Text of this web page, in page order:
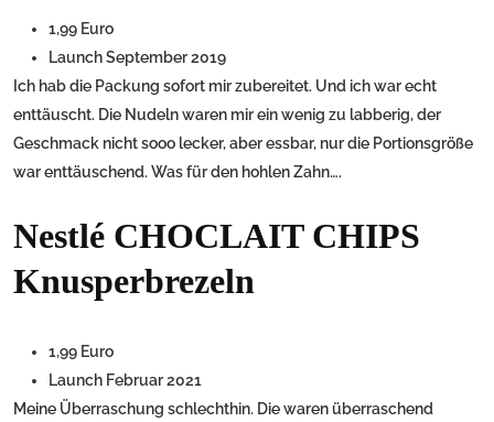
1,99 Euro
Launch September 2019
Ich hab die Packung sofort mir zubereitet. Und ich war echt
enttäuscht. Die Nudeln waren mir ein wenig zu labberig, der
Geschmack nicht sooo lecker, aber essbar, nur die Portionsgröße
war enttäuschend. Was für den hohlen Zahn….
Nestlé CHOCLAIT CHIPS
Knusperbrezeln
1,99 Euro
Launch Februar 2021
Meine Überraschung schlechthin. Die waren überraschend